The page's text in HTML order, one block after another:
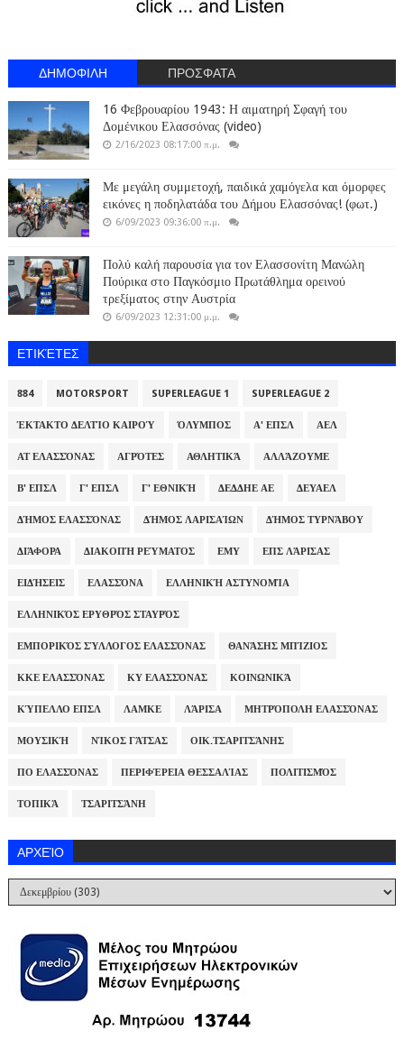
ΔΗΜΟΦΙΛΗ ΠΡΟΣΦΑΤΑ
16 Φεβρουαρίου 1943: Η αιματηρή Σφαγή του
Δομένικου Ελασσόνας (video)
2/16/2023 08:17:00 π.μ.
Με μεγάλη συμμετοχή, παιδικά χαμόγελα και όμορφες
εικόνες η ποδηλατάδα του Δήμου Ελασσόνας! (φωτ.)
6/09/2023 09:36:00 π.μ.
Πολύ καλή παρουσία για τον Ελασσονίτη Μανώλη
Πούρικα στο Παγκόσμιο Πρωτάθλημα ορεινού
τρεξίματος στην Αυστρία
6/09/2023 12:31:00 μ.μ.
ΕΤΙΚΈΤΕΣ
884 MOTORSPORT SUPERLEAGUE 1 SUPERLEAGUE 2
ΈΚΤΑΚΤΟ ΔΕΛΤΊΟ ΚΑΙΡΟΎ ΌΛΥΜΠΟΣ Α' ΕΠΣΛ ΑΕΛ
ΑΤ ΕΛΑΣΣΌΝΑΣ ΑΓΡΌΤΕΣ ΑΘΛΗΤΙΚΆ ΑΛΛΆΖΟΥΜΕ
Β' ΕΠΣΛ Γ' ΕΠΣΛ Γ' ΕΘΝΙΚΉ ΔΕΔΔΗΕ ΑΕ ΔΕΥΑΕΛ
ΔΉΜΟΣ ΕΛΑΣΣΌΝΑΣ ΔΉΜΟΣ ΛΑΡΙΣΑΊΩΝ ΔΉΜΟΣ ΤΥΡΝΆΒΟΥ
ΔΙΆΦΟΡΑ ΔΙΑΚΟΠΉ ΡΕΎΜΑΤΟΣ ΕΜΥ ΕΠΣ ΛΆΡΙΣΑΣ
ΕΙΔΉΣΕΙΣ ΕΛΑΣΣΌΝΑ ΕΛΛΗΝΙΚΉ ΑΣΤΥΝΟΜΊΑ
ΕΛΛΗΝΙΚΌΣ ΕΡΥΘΡΌΣ ΣΤΑΥΡΌΣ
ΕΜΠΟΡΙΚΌΣ ΣΎΛΛΟΓΟΣ ΕΛΑΣΣΌΝΑΣ ΘΑΝΆΣΗΣ ΜΠΊΖΙΟΣ
ΚΚΕ ΕΛΑΣΣΌΝΑΣ ΚΥ ΕΛΑΣΣΌΝΑΣ ΚΟΙΝΩΝΙΚΆ
ΚΎΠΕΛΛΟ ΕΠΣΛ ΛΑΜΚΕ ΛΆΡΙΣΑ ΜΗΤΡΌΠΟΛΗ ΕΛΑΣΣΌΝΑΣ
ΜΟΥΣΙΚΉ ΝΊΚΟΣ ΓΆΤΣΑΣ ΟΙΚ.ΤΣΑΡΙΤΣΆΝΗΣ
ΠΟ ΕΛΑΣΣΌΝΑΣ ΠΕΡΙΦΈΡΕΙΑ ΘΕΣΣΑΛΊΑΣ ΠΟΛΙΤΙΣΜΌΣ
ΤΟΠΙΚΆ ΤΣΑΡΙΤΣΆΝΗ
ΑΡΧΕΊΟ